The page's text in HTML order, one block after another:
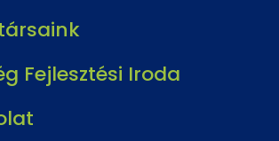
Fejlesztési Iroda